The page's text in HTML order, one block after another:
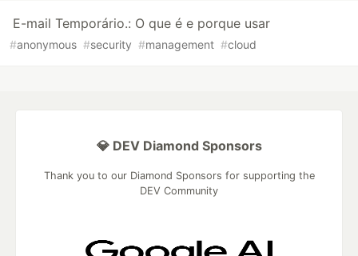
E-mail Temporário.: O que é e porque usar
#anonymous #security #management #cloud
💎 DEV Diamond Sponsors
Thank you to our Diamond Sponsors for supporting the
DEV Community